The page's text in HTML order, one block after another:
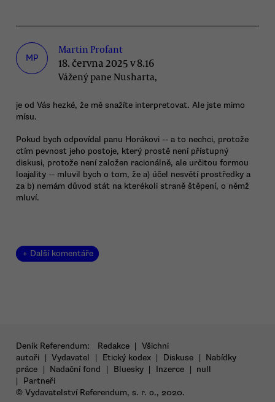
MP
Martin Profant
18. června 2025 v 8.16
Vážený pane Nusharta,
je od Vás hezké, že mě snažíte interpretovat. Ale jste mimo
mísu.
Pokud bych odpovídal panu Horákovi -- a to nechci, protože
ctím pevnost jeho postoje, který prostě není přístupný
diskusi, protože není založen racionálně, ale určitou formou
loajality -- mluvil bych o tom, že a) účel nesvětí prostředky a
za b) nemám důvod stát na kterékoli straně štěpení, o němž
mluví.
+ Další komentáře
Deník Referendum: Redakce | Všichni
autoři | Vydavatel | Etický kodex | Diskuse | Nabídky
práce | Nadační fond | Bluesky | Inzerce | null
|
Partneři
© Vydavatelství Referendum, s. r. o., 2020.